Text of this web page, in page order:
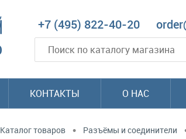
+7 (495) 822-40-20
КОНТАКТЫ О НАС
Каталог товаров • Разъёмы и соединители